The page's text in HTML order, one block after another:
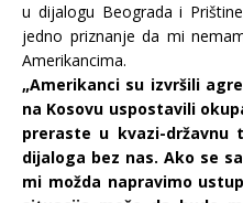
u dijalogu Beograda i
jedno priznanje da mi
Amerikancima.
„Amerikanci su izvršili
na Kosovu uspostavili
preraste u kvazi-državnu
dijaloga bez nas. Ako se
mi možda napravimo